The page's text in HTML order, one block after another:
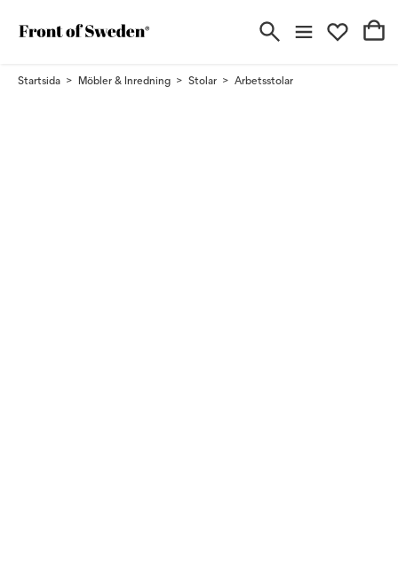
Startsida Möbler & Inredning Stolar Arbetsstolar